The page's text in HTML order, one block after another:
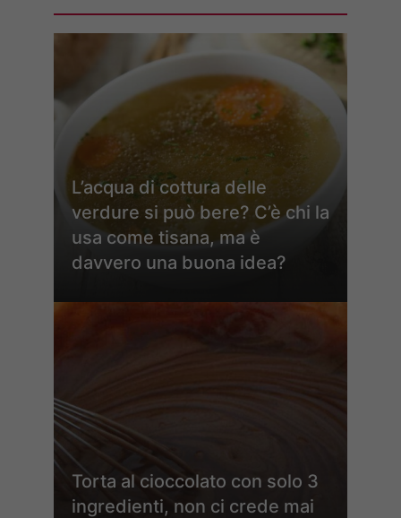
L’acqua di cottura delle
verdure si può bere? C’è chi la
usa come tisana, ma è
davvero una buona idea?
Torta al cioccolato con solo 3
ingredienti, non ci crede mai